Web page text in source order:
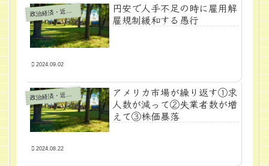
政
治経済・近代学問
円安で人手不足の時に雇用解
雇規制緩和する愚行
2024.09.02
政
治経済・近代学問
アメリカ市場が繰り返す①求
人数が減って②失業者数が増
えて③株価暴落
2024.08.22